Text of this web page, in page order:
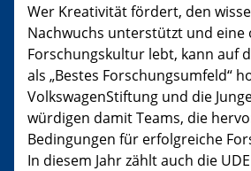
Wer Kreativität fördert, den
Nachwuchs unterstützt und eine
Forschungskultur lebt, kann auf
als „Bestes Forschungsumfeld“
VolkswagenStiftung und die
würdigen damit Teams, die
Bedingungen für erfolgreiche
In diesem Jahr zählt auch die